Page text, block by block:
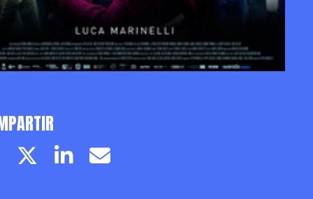
Facebook pageTwitter page
LinkedinEmail